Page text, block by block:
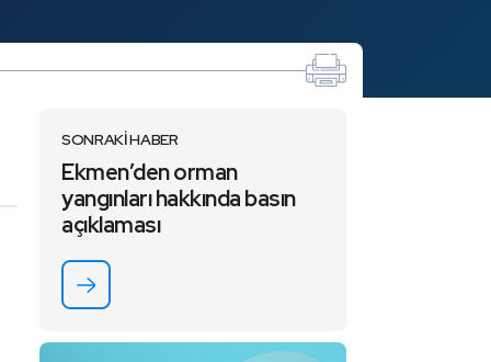
SONRAKİ HABER
Ekmen’den orman
yangınları hakkında basın
açıklaması